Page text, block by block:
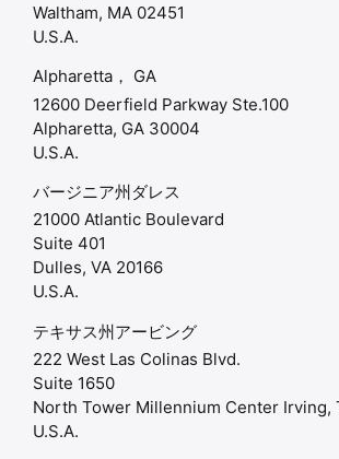
Waltham, MA 02451
U.S.A.
Alpharetta， GA
12600 Deerfield Parkway Ste.100
Alpharetta, GA 30004
U.S.A.
バージニア州ダレス
21000 Atlantic Boulevard
Suite 401
Dulles, VA 20166
U.S.A.
テキサス州アービング
222 West Las Colinas Blvd.
Suite 1650
North Tower Millennium Center Irving,
U.S.A.